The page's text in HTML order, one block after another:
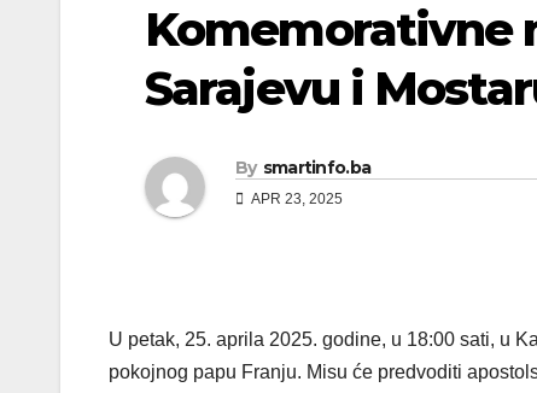
Komemorativne
Sarajevu i
By smartinfo.ba
APR 23, 2025
​U petak, 25. aprila 2025. godine, u 18:00 sati, u
pokojnog papu Franju. Misu će predvoditi